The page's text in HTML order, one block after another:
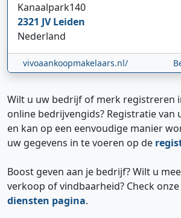
Kanaalpark140
2321 JVLeiden
Nederland
vivoaankoopmakelaars.nl/
Wilt u uw bedrijf of merk registreren
online bedrijvengids? Registratie van
en kan op een eenvoudige manier
uw gegevens in te voeren op de
Boost geven aan je bedrijf? Wilt u
verkoop of vindbaarheid? Check onze
diensten pagina.